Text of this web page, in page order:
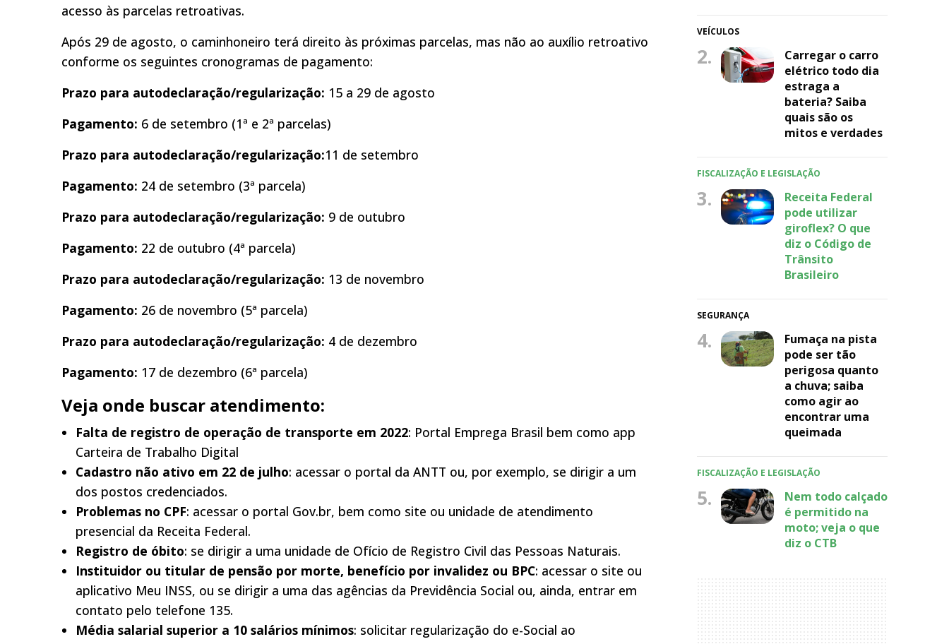
acesso às parcelas retroativas.
Após 29 de agosto, o caminhoneiro terá direito às próximas parcelas, mas não ao auxílio retroativo
conforme os seguintes cronogramas de pagamento:
Prazo para autodeclaração/regularização: 15 a 29 de agosto
Pagamento: 6 de setembro (1ª e 2ª parcelas)
Prazo para autodeclaração/regularização:11 de setembro
Pagamento: 24 de setembro (3ª parcela)
Prazo para autodeclaração/regularização: 9 de outubro
Pagamento: 22 de outubro (4ª parcela)
Prazo para autodeclaração/regularização: 13 de novembro
Pagamento: 26 de novembro (5ª parcela)
Prazo para autodeclaração/regularização: 4 de dezembro
Pagamento: 17 de dezembro (6ª parcela)
Veja onde buscar atendimento:
Falta de registro de operação de transporte em 2022: Portal Emprega Brasil bem como app
Carteira de Trabalho Digital
Cadastro não ativo em 22 de julho: acessar o portal da ANTT ou, por exemplo, se dirigir a um
dos postos credenciados.
Problemas no CPF: acessar o portal Gov.br, bem como site ou unidade de atendimento
presencial da Receita Federal.
Registro de óbito: se dirigir a uma unidade de Ofício de Registro Civil das Pessoas Naturais.
Instituidor ou titular de pensão por morte, benefício por invalidez ou BPC: acessar o site ou
aplicativo Meu INSS, ou se dirigir a uma das agências da Previdência Social ou, ainda, entrar em
contato pelo telefone 135.
Média salarial superior a 10 salários mínimos: solicitar regularização do e-Social ao
VEÍCULOS
2.
Carregar o carro
elétrico todo dia
estraga a
bateria? Saiba
quais são os
mitos e verdades
FISCALIZAÇÃO E LEGISLAÇÃO
3.
Receita Federal
pode utilizar
giroflex? O que
diz o Código de
Trânsito
Brasileiro
SEGURANÇA
4.
Fumaça na pista
pode ser tão
perigosa quanto
a chuva; saiba
como agir ao
encontrar uma
queimada
FISCALIZAÇÃO E LEGISLAÇÃO
5.
Nem todo calçado
é permitido na
moto; veja o que
diz o CTB